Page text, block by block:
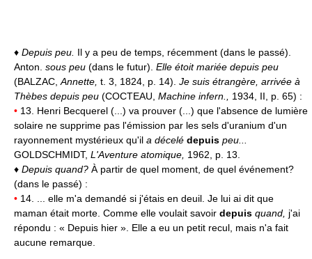
♦ Depuis peu. Il y a peu de temps, récemment (dans le passé).
Anton. sous peu (dans le futur). Elle étoit mariée depuis peu
(BALZAC, Annette, t. 3, 1824, p. 14). Je suis étrangère, arrivée à
Thèbes depuis peu (COCTEAU, Machine infern., 1934, II, p. 65) :
• 13. Henri Becquerel (...) va prouver (...) que l'absence de lumière
solaire ne supprime pas l'émission par les sels d'uranium d'un
rayonnement mystérieux qu'il a décelé depuis peu...
GOLDSCHMIDT, L'Aventure atomique, 1962, p. 13.
♦ Depuis quand? À partir de quel moment, de quel événement?
(dans le passé) :
• 14. ... elle m'a demandé si j'étais en deuil. Je lui ai dit que
maman était morte. Comme elle voulait savoir depuis quand, j'ai
répondu : « Depuis hier ». Elle a eu un petit recul, mais n'a fait
aucune remarque.